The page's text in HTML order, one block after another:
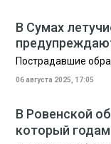
В Сумах
Пострадавшие
06 августа 2025, 17:05
В Ровенской
который